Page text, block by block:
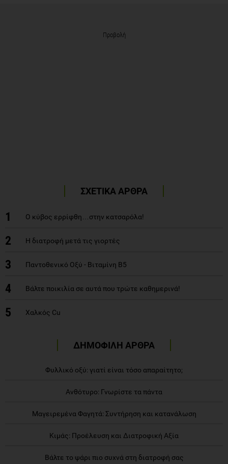
Προβολή
ΣΧΕΤΙΚΑ ΑΡΘΡΑ
1 Ο κύβος ερρίφθη…στην κατσαρόλα!
2 Η διατροφή μετά τις γιορτές
3 Παντοθενικό Οξύ - Βιταμίνη Β5
4 Βάλτε ποικιλία σε αυτά που τρώτε καθημερινά!
5 Χαλκός Cu
ΔΗΜΟΦΙΛΗ ΑΡΘΡΑ
Φυλλικό οξύ: γιατί είναι τόσο απαραίτητο;
Ανθότυρο: Γνωρίστε τα πάντα
Μαγειρεμένα Φαγητά: Συντήρηση και κατανάλωση
Κιμάς: Προέλευση και Διατροφική Αξία
Βάλτε το ψάρι πιο συχνά στη διατροφή σας